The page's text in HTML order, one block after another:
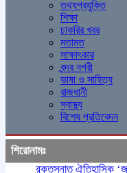
তথ্যপ্রযুক্তি
শিক্ষা
চাকরির খবর
মতামত
সাক্ষাৎকার
বন্দর নগরী
ভাষা ও সাহিত্য
রাজধানী
স্বাস্থ্য
বিশেষ প্রতিবেদন
শিরোনামঃ
রক্তস্নাত ঐতিহাসিক